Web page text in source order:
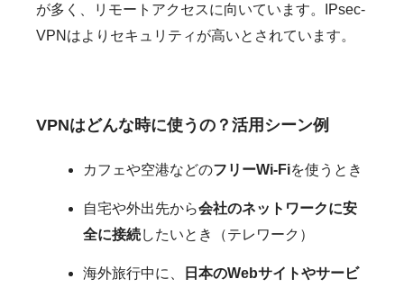
が多く、リモートアクセスに向いています。IPsec-
VPNはよりセキュリティが高いとされています。
VPNはどんな時に使うの？活用シーン例
カフェや空港などのフリーWi-Fiを使うとき
自宅や外出先から会社のネットワークに安
全に接続したいとき（テレワーク）
海外旅行中に、
日本のWebサイトやサービ